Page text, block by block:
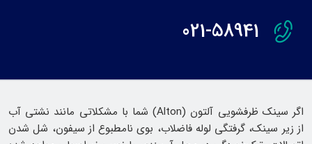
021-58941
اگر سینک ظرفشویی آلتون (Alton) شما با مشکلاتی مانند نشتی آب
از زیر سینک، گرفتگی لوله فاضلاب، بوی نامطبوع از سیفون، شل شدن